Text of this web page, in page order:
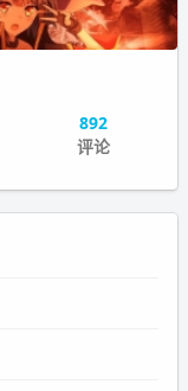
892
评论